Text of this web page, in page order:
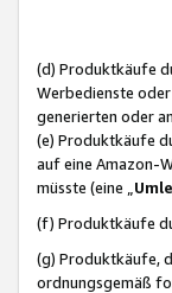
(d) Produktkäufe
Werbedienste
generierten oder
(e) Produktkäufe
auf eine Amazon-
müsste (eine „
(f) Produktkäufe
(g) Produktkäufe,
ordnungsgemäß